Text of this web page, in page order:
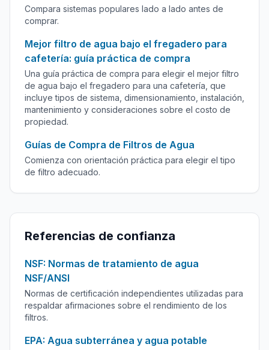
Compara sistemas populares lado a lado antes de
comprar.
Mejor filtro de agua bajo el fregadero para
cafetería: guía práctica de compra
Una guía práctica de compra para elegir el mejor filtro
de agua bajo el fregadero para una cafetería, que
incluye tipos de sistema, dimensionamiento, instalación,
mantenimiento y consideraciones sobre el costo de
propiedad.
Guías de Compra de Filtros de Agua
Comienza con orientación práctica para elegir el tipo
de filtro adecuado.
Referencias de confianza
NSF: Normas de tratamiento de agua
NSF/ANSI
Normas de certificación independientes utilizadas para
respaldar afirmaciones sobre el rendimiento de los
filtros.
EPA: Agua subterránea y agua potable